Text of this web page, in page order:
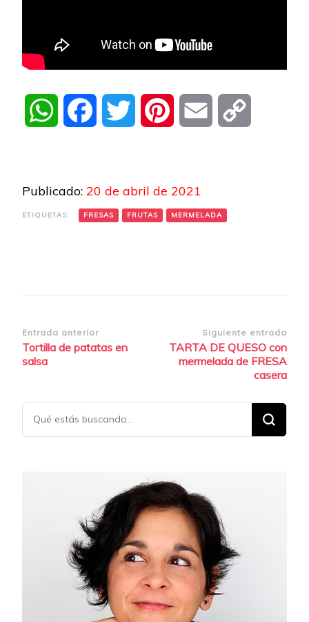
WhatsAppFacebook Twitter Pinterest Email
Publicado: 20 de abril de 2021
ETIQUETAS: FRESAS FRUTAS MERMELADA
Navegación
de
Entrada anterior
Tortilla de patatas en
salsa
Siguiente entrada
TARTA DE QUESO con
mermelada de FRESA
casera
¿Buscas
algo?